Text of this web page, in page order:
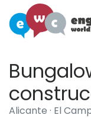
Alicante · El